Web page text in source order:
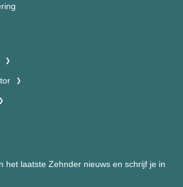
het laatste Zehnder nieuws en schrijf je in